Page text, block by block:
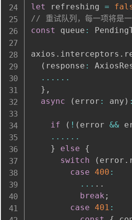
let refreshing =
// 重试队列，每一项将是一
const queue :
axios . interceptors .
( response :
... ...
} ,
async
( error : any ) :
if ( ! ( error &&
... ...
}
else
{
switch
( error .
case 400 :
... . .
break ;
case 401 :